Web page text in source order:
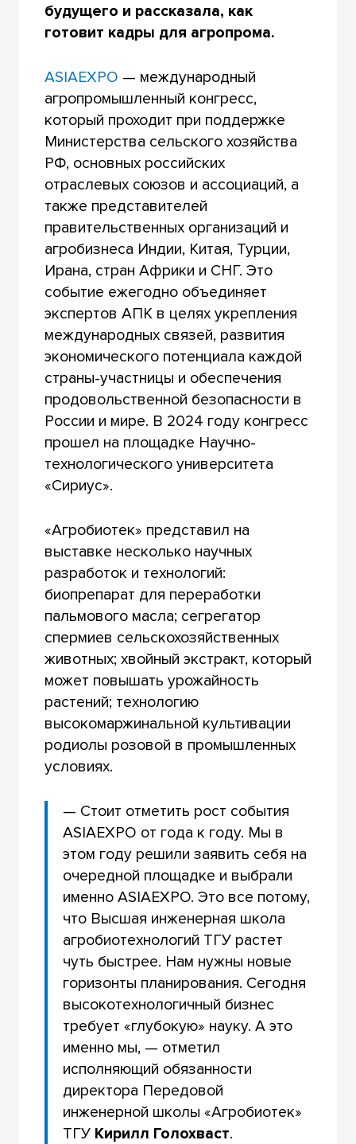
будущего и рассказала, как
готовит кадры для агропрома.
ASIAEXPO — международный
агропромышленный конгресс,
который проходит при поддержке
Министерства сельского хозяйства
РФ, основных российских
отраслевых союзов и ассоциаций, а
также представителей
правительственных организаций и
агробизнеса Индии, Китая, Турции,
Ирана, стран Африки и СНГ. Это
событие ежегодно объединяет
экспертов АПК в целях укрепления
международных связей, развития
экономического потенциала каждой
страны-участницы и обеспечения
продовольственной безопасности в
России и мире. В 2024 году конгресс
прошел на площадке Научно-
технологического университета
«Сириус».
«Агробиотек» представил на
выставке несколько научных
разработок и технологий:
биопрепарат для переработки
пальмового масла; сегрегатор
спермиев сельскохозяйственных
животных; хвойный экстракт, который
может повышать урожайность
растений; технологию
высокомаржинальной культивации
родиолы розовой в промышленных
условиях.
— Стоит отметить рост события
ASIAEXPO от года к году. Мы в
этом году решили заявить себя на
очередной площадке и выбрали
именно ASIAEXPO. Это все потому,
что Высшая инженерная школа
агробиотехнологий ТГУ растет
чуть быстрее. Нам нужны новые
горизонты планирования. Сегодня
высокотехнологичный бизнес
требует «глубокую» науку. А это
именно мы, — отметил
исполняющий обязанности
директора Передовой
инженерной школы «Агробиотек»
ТГУ Кирилл Голохваст.